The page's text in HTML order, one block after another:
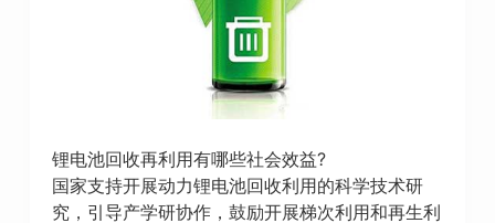
锂电池回收再利用有哪些社会效益?
国家支持开展动力锂电池回收利用的科学技术研
究，引导产学研协作，鼓励开展梯次利用和再生利